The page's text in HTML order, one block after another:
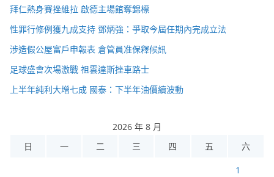
拜仁熱身賽挫維拉 啟德主場館奪錦標
性罪行修例獲九成支持 鄧炳強：爭取今屆任期內完成立法
涉造假公屋富戶申報表 倉管員准保釋候訊
足球盛會次場激戰 祖雲達斯挫車路士
上半年純利大增七成 國泰：下半年油價續波動
2026 年 8 月
日
一 二 三 四 五 六
1